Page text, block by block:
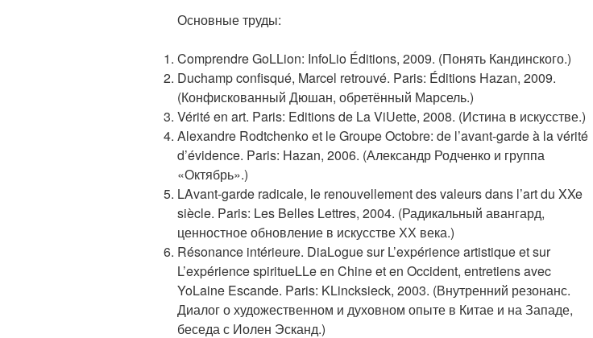
Основные труды:
Comprendre GoLLion: InfoLio Éditions, 2009. (Понять Кандинского.)
Duchamp confisqué, Marcel retrouvé. Paris: Éditions Hazan, 2009.
(Конфискованный Дюшан, обретённый Марсель.)
Vérité en art. Paris: Editions de La ViUette, 2008. (Истина в искусстве.)
Alexandre Rodtchenko et le Groupe Octobre: de l’avant-garde à la vérité
d’évidence. Paris: Hazan, 2006. (Александр Родченко и группа
«Октябрь».)
LAvant-garde radicale, le renouvellement des valeurs dans l’art du XXe
siècle. Paris: Les Belles Lettres, 2004. (Радикальный авангард,
ценностное обновление в искусстве ХХ века.)
Résonance intérieure. DiaLogue sur L’expérience artistique et sur
L’expérience spiritueLLe en Chine et en Occident, entretiens avec
YoLaine Escande. Paris: KLincksieck, 2003. (Внутренний резонанс.
Диалог о художественном и духовном опыте в Китае и на Западе,
беседа с Иолен Эсканд.)